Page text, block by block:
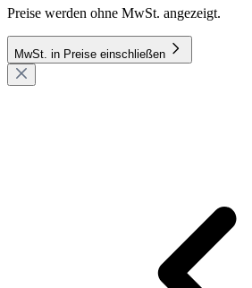
Preise werden ohne MwSt. angezeigt.
MwSt. in Preise einschließen